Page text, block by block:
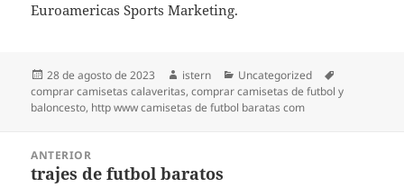
Euroamericas Sports Marketing.
Publicado
el
28 de agosto de 2023 Autor
istern Categorías
Uncategorized
comprar camisetas calaveritas,comprar camisetas de futbol y
baloncesto, http www camisetas de futbol baratas com
entradas
ANTERIOR
Entrada
trajes de futbol baratos